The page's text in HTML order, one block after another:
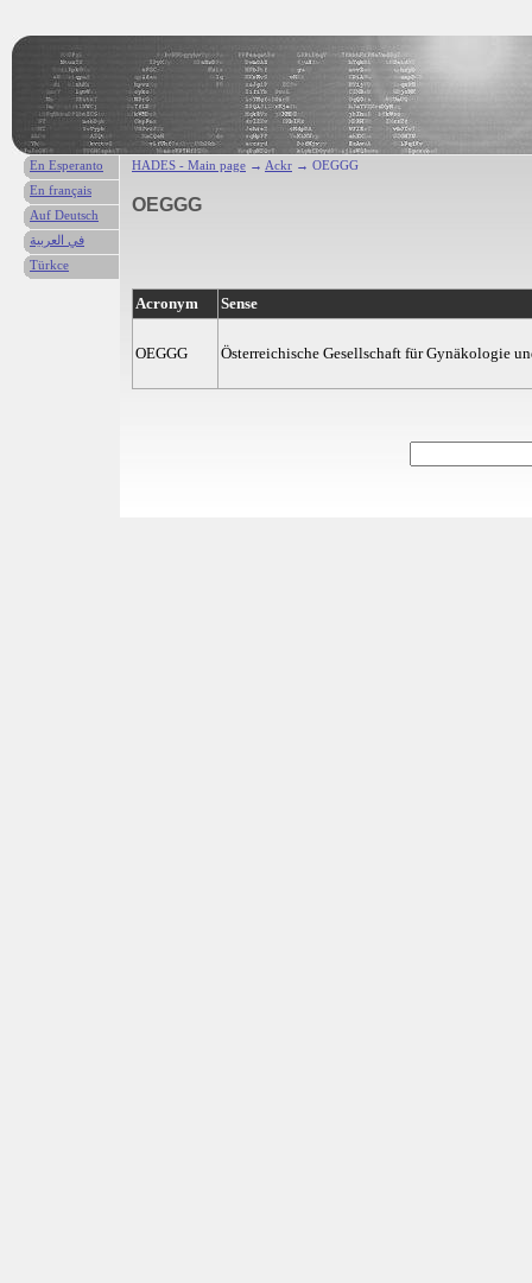
HADES - Main page → Ackr → OEGGG
OEGGG
Acronym Sense
OEGGG Österreichische Gesellschaft für Gynäkologie
En Esperanto
En français
Auf Deutsch
في العربية
Türkce